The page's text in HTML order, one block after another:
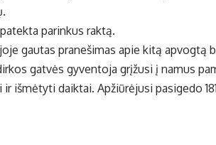
parinkus raktą.
gautas pranešimas apie kitą apvogtą
gatvės gyventoja grįžusi į namus
išmėtyti daiktai. Apžiūrėjusi pasigedo